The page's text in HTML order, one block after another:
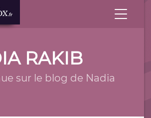
RAKIB
sur le blog de Nadia